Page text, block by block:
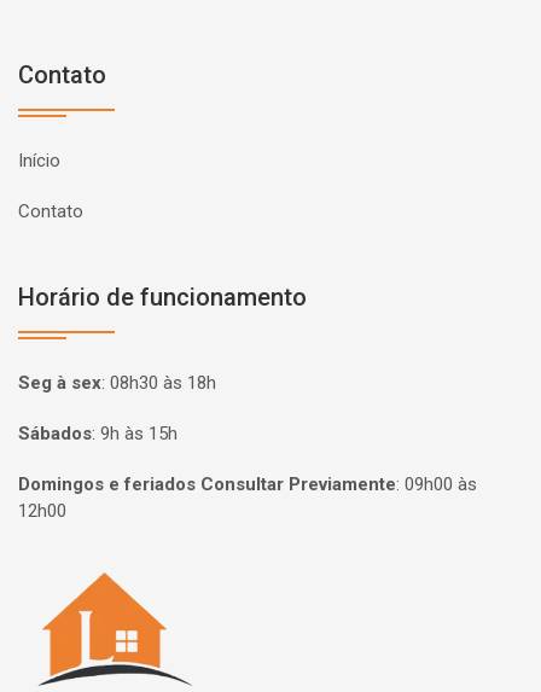
Contato
Início
Contato
Horário de funcionamento
Seg à sex: 08h30 às 18h
Sábados: 9h às 15h
Domingos e feriados Consultar Previamente: 09h00 às
12h00
Página inicial